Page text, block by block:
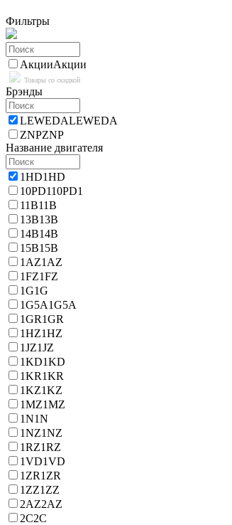
Фильтры
АкцииАкции
Товары со скидкой
Брэнды
LEWEDALEWEDA
ZNPZNP
Название двигателя
1HD1HD
10PD110PD1
11B11B
13B13B
14B14B
15B15B
1AZ1AZ
1FZ1FZ
1G1G
1G5A1G5A
1GR1GR
1HZ1HZ
1JZ1JZ
1KD1KD
1KR1KR
1KZ1KZ
1MZ1MZ
1N1N
1NZ1NZ
1RZ1RZ
1VD1VD
1ZR1ZR
1ZZ1ZZ
2AZ2AZ
2C2C